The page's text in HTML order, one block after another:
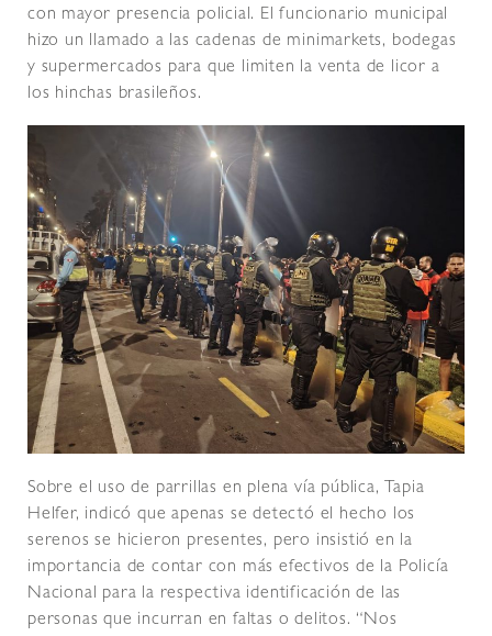
con mayor presencia policial. El funcionario municipal
hizo un llamado a las cadenas de minimarkets, bodegas
y supermercados para que limiten la venta de licor a
los hinchas brasileños.
Sobre el uso de parrillas en plena vía pública, Tapia
Helfer, indicó que apenas se detectó el hecho los
serenos se hicieron presentes, pero insistió en la
importancia de contar con más efectivos de la Policía
Nacional para la respectiva identificación de las
personas que incurran en faltas o delitos. “Nos